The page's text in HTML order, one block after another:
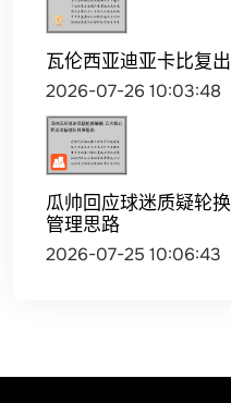
瓦伦西亚迪亚卡比复
2026-07-26 10:03:48
瓜帅回应球迷质疑轮
管理思路
2026-07-25 10:06:43